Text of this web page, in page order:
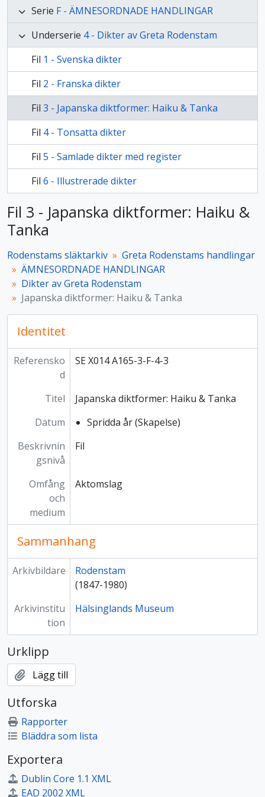
Serie F - ÄMNESORDNADE HANDLINGAR
Underserie 4 - Dikter av Greta Rodenstam
Fil 1 - Svenska dikter
Fil 2 - Franska dikter
Fil 3 - Japanska diktformer: Haiku & Tanka
Fil 4 - Tonsatta dikter
Fil 5 - Samlade dikter med register
Fil 6 - Illustrerade dikter
Fil 3 - Japanska diktformer: Haiku &
Tanka
Rodenstams släktarkiv
Greta Rodenstams handlingar
ÄMNESORDNADE HANDLINGAR
Dikter av Greta Rodenstam
Japanska diktformer: Haiku & Tanka
Identitet
Referensko
d
SE X014 A165-3-F-4-3
Titel
Japanska diktformer: Haiku & Tanka
Datum
Spridda år (Skapelse)
Beskrivnin
gsnivå
Fil
Omfång
och
medium
Aktomslag
Sammanhang
Arkivbildare
Rodenstam
(1847-1980)
Arkivinstitu
tion
Hälsinglands Museum
Urklipp
Lägg till
Utforska
Rapporter
Bläddra som lista
Exportera
Dublin Core 1.1 XML
EAD 2002 XML